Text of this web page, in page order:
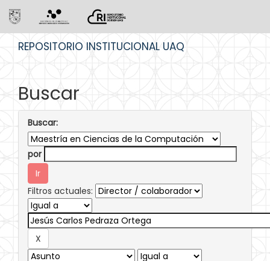
REPOSITORIO INSTITUCIONAL UAQ
Buscar
Buscar:
por
Filtros actuales: